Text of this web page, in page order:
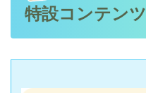
特設コンテンツ